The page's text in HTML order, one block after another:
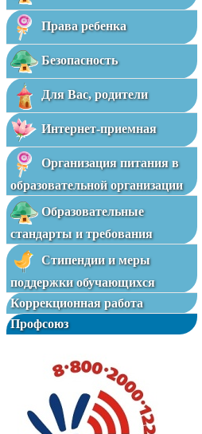
Права ребенка
Безопасность
Для Вас, родители
Интернет-приемная
Организация питания в
образовательной организации
Образовательные
стандарты и требования
Стипендии и меры
поддержки обучающихся
Коррекционная работа
Профсоюз